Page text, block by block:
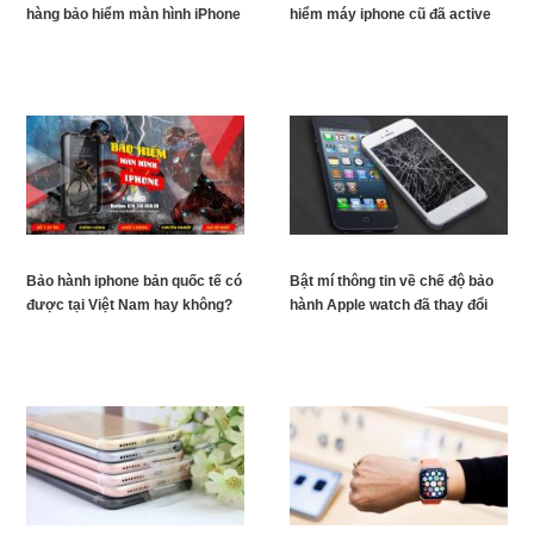
hàng bảo hiểm màn hình iPhone
hiểm máy iphone cũ đã active
Bảo hành iphone bản quốc tế có
được tại Việt Nam hay không?
Bật mí thông tin về chế độ bảo
hành Apple watch đã thay đổi